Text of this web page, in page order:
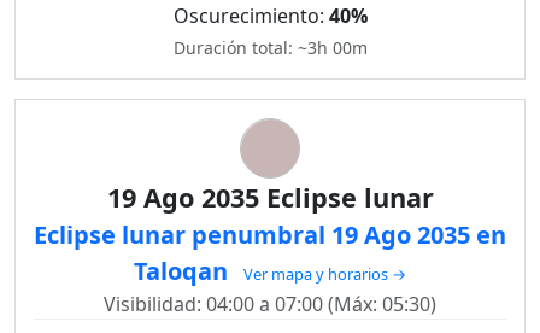
Oscurecimiento: 40%
Duración total: ~3h 00m
19 Ago 2035 Eclipse lunar
Eclipse lunar penumbral 19 Ago 2035 en
Taloqan
Ver mapa y horarios →
Visibilidad: 04:00 a 07:00 (Máx: 05:30)